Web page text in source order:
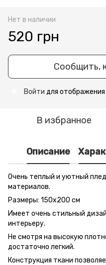
Нет в наличии
520 грн
Сообщить,
Войти для
В избранное
Описание
Очень теплый и уютный
материалов.
Размеры: 150x200 см
Имеет очень стильный
интерьеру.
Не смотря на высокую
достаточно легкий.
Конструкция ткани